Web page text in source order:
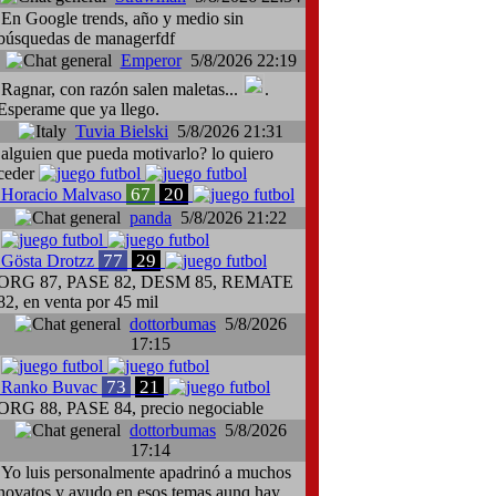
En Google trends, año y medio sin
de managerfdf
Emperor5/8/2026 22:19
Ragnar, con razón salen maletas...
.
que ya llego.
Tuvia Bielski 5/8/2026 21:31
alguien que pueda motivarlo? lo quiero
Horacio Malvaso 67 20
panda 5/8/2026 21:22
Gösta Drotzz 77 29
87, PASE 82, DESM 85, REMATE
en venta por 45 mil
dottorbumas 5/8/2026
17:15
Ranko Buvac 73 21
88, PASE 84, precio negociable
dottorbumas 5/8/2026
17:14
Yo luis personalmente apadrinó a muchos
y ayudo en esos temas aunq hay